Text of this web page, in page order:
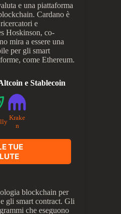
e una piattaforma
Cardano è
e
Hoskinson, co-
mira a essere una
per gli smart
come Ethereum.
e Stablecoin
Krake
n
TUE
blockchain per
gli smart contract. Gli
che eseguono